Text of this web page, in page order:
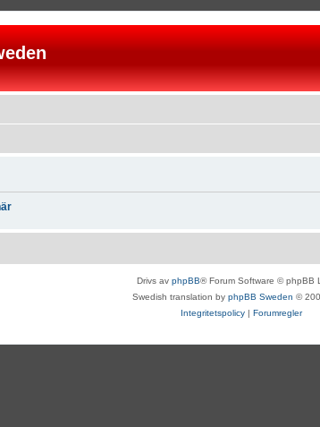
Drivs av phpBB® Forum Software © phpBB
Swedish translation by phpBB Sweden ©
Integritetspolicy | Forumregler